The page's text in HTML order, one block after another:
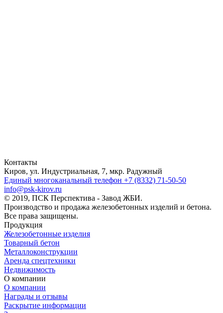
Контакты
Киров, ул. Индустриальная, 7, мкр. Радужный
Единый многоканальный телефон +7 (8332) 71-50-50
info@psk-kirov.ru
© 2019, ПСК Перспектива - Завод ЖБИ.
Производство и продажа железобетонных изделий и бетона.
Все права защищены.
Продукция
Железобетонные изделия
Товарный бетон
Металлоконструкции
Аренда спецтехники
Недвижимость
О компании
О компании
Награды и отзывы
Раскрытие информации